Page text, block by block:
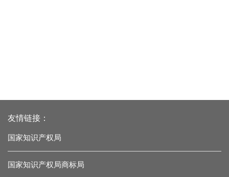
友情链接：
国家知识产权局
国家知识产权局商标局